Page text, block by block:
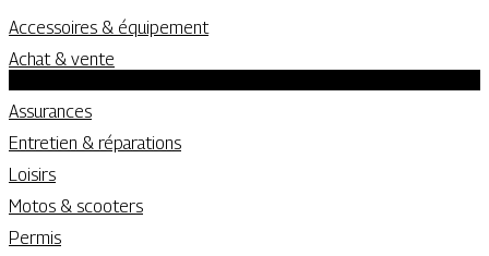
Accessoires & équipement
Achat & vente
Assurances
Entretien & réparations
Loisirs
Motos & scooters
Permis